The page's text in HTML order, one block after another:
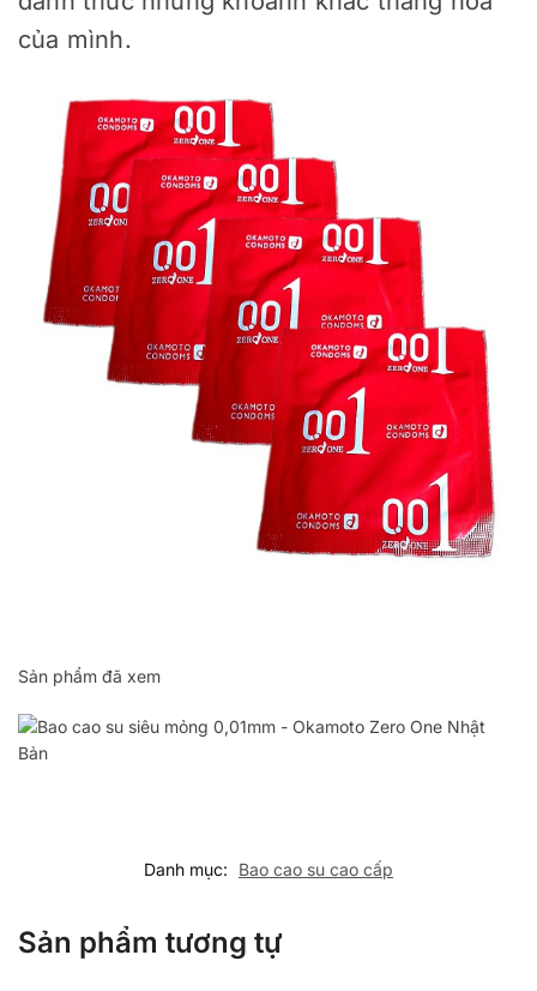
của mình.
Sản phẩm đã xem
Danh mục: Bao cao su cao cấp
Sản phẩm tương tự